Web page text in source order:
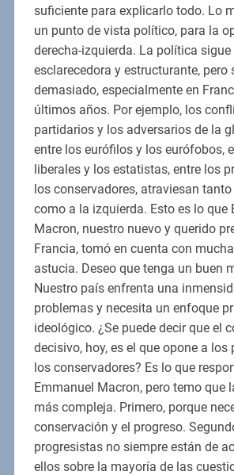
suficiente para explicarlo todo. Lo
un punto de vista político, para la
derecha-izquierda. La política sigue
esclarecedora y estructurante, pero
demasiado, especialmente en
últimos años. Por ejemplo, los
partidarios y los adversarios de la
entre los eurófilos y los eurófobos,
liberales y los estatistas, entre los
los conservadores, atraviesan
como a la izquierda. Esto es lo que
Macron, nuestro nuevo y querido
Francia, tomó en cuenta con
astucia. Deseo que tenga un buen
Nuestro país enfrenta una
problemas y necesita un enfoque
ideológico. ¿Se puede decir que el
decisivo, hoy, es el que opone a los
los conservadores? Es lo que
Emmanuel Macron, pero temo que
más compleja. Primero, porque
conservación y el progreso.
progresistas no siempre están de
ellos sobre la mayoría de las